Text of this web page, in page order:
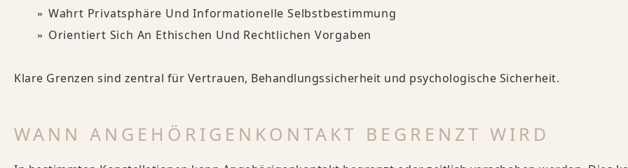
Wahrt Privatsphäre Und Informationelle Selbstbestimmung
Orientiert Sich An Ethischen Und Rechtlichen Vorgaben
Klare Grenzen sind zentral für Vertrauen, Behandlungssicherheit und psychologische Sicherheit.
WANN ANGEHÖRIGENKONTAKT BEGRENZT WIRD